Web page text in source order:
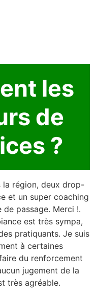
les
de
?
la région, deux drop-
et un super coaching
passage. Merci !.
est très sympa,
pratiquants. Je suis
à certaines
du renforcement
jugement de la
très agréable.